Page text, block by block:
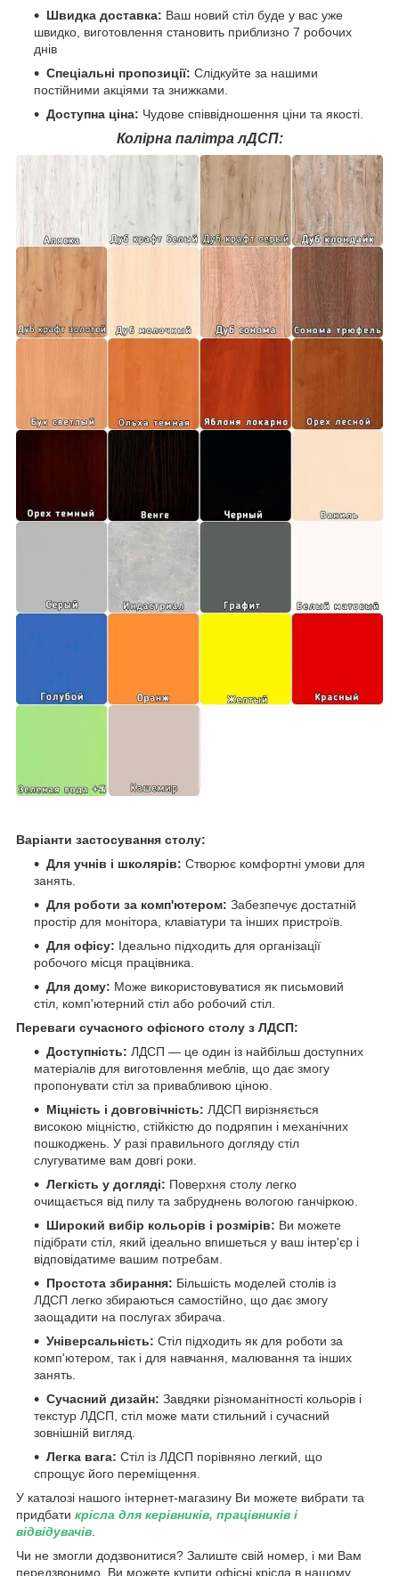
Швидка доставка: Ваш новий стіл буде у вас уже
швидко, виготовлення становить приблизно 7 робочих
днів
Спеціальні пропозиції: Слідкуйте за нашими
постійними акціями та знижками.
Доступна ціна: Чудове співвідношення ціни та якості.
Колірна палітра лДСП:
Варіанти застосування столу:
Для учнів і школярів: Створює комфортні умови для
занять.
Для роботи за комп'ютером: Забезпечує достатній
простір для монітора, клавіатури та інших пристроїв.
Для офісу: Ідеально підходить для організації
робочого місця працівника.
Для дому: Може використовуватися як письмовий
стіл, комп'ютерний стіл або робочий стіл.
Переваги сучасного офісного столу з ЛДСП:
Доступність: ЛДСП — це один із найбільш доступних
матеріалів для виготовлення меблів, що дає змогу
пропонувати стіл за привабливою ціною.
Міцність і довговічність: ЛДСП вирізняється
високою міцністю, стійкістю до подряпин і механічних
пошкоджень. У разі правильного догляду стіл
слугуватиме вам довгі роки.
Легкість у догляді: Поверхня столу легко
очищається від пилу та забруднень вологою ганчіркою.
Широкий вибір кольорів і розмірів: Ви можете
підібрати стіл, який ідеально впишеться у ваш інтер'єр і
відповідатиме вашим потребам.
Простота збирання: Більшість моделей столів із
ЛДСП легко збираються самостійно, що дає змогу
заощадити на послугах збирача.
Універсальність: Стіл підходить як для роботи за
комп'ютером, так і для навчання, малювання та інших
занять.
Сучасний дизайн: Завдяки різноманітності кольорів і
текстур ЛДСП, стіл може мати стильний і сучасний
зовнішній вигляд.
Легка вага: Стіл із ЛДСП порівняно легкий, що
спрощує його переміщення.
У каталозі нашого інтернет-магазину Ви можете вибрати та
придбати крісла для керівників, працівників і
відвідувачів
Чи не змогли додзвонитися? Залиште свій номер, і ми Вам
передзвонимо. Ви можете купити офісні крісла в нашому